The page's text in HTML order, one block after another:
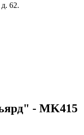
62.
- MK415